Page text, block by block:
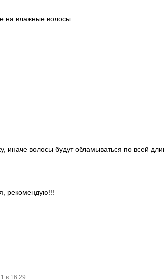
на влажные волосы.
иначе волосы будут обламываться по всей
рекомендую!!!
в 16:29